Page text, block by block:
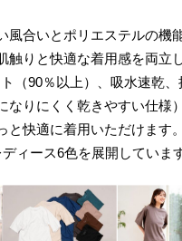
風合いとポリエステルの機
触りと快適な着用感を両立
（90％以上）、吸水速乾
なりにくく乾きやすい仕様
と快適に着用いただけます
ィース6色を展開しています